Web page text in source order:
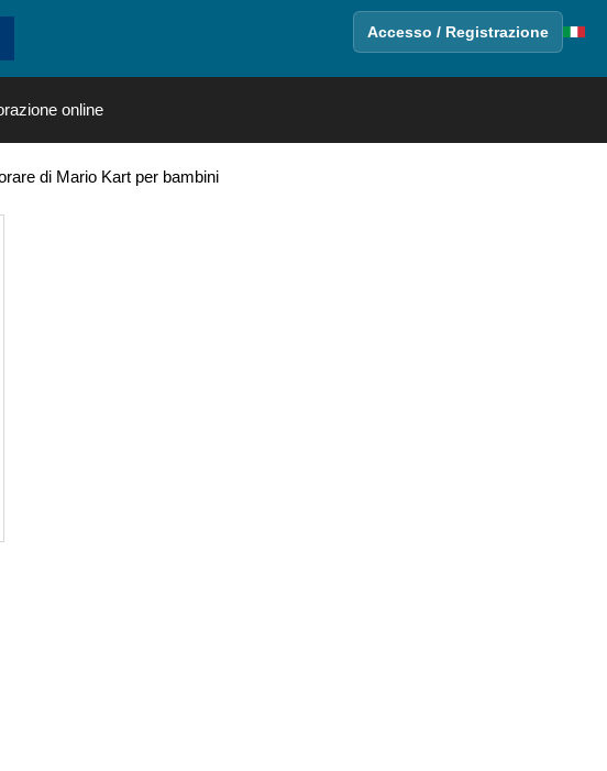
Accesso / Registrazione
online
di Mario Kart per bambini